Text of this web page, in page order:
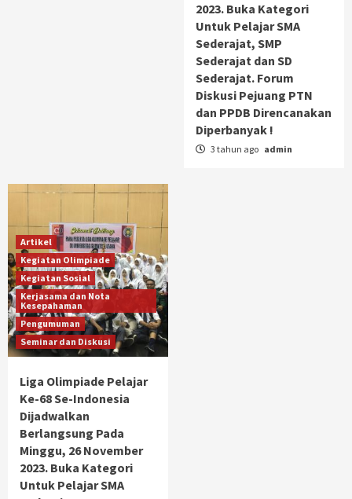
2023. Buka Kategori
Untuk Pelajar SMA
Sederajat, SMP
Sederajat dan SD
Sederajat. Forum
Diskusi Pejuang PTN
dan PPDB Direncanakan
Diperbanyak !
3 tahun ago admin
Artikel
Kegiatan Olimpiade
Kegiatan Sosial
Kerjasama dan Nota
Kesepahaman
Pengumuman
Seminar dan Diskusi
Liga Olimpiade Pelajar
Ke-68 Se-Indonesia
Dijadwalkan
Berlangsung Pada
Minggu, 26 November
2023. Buka Kategori
Untuk Pelajar SMA